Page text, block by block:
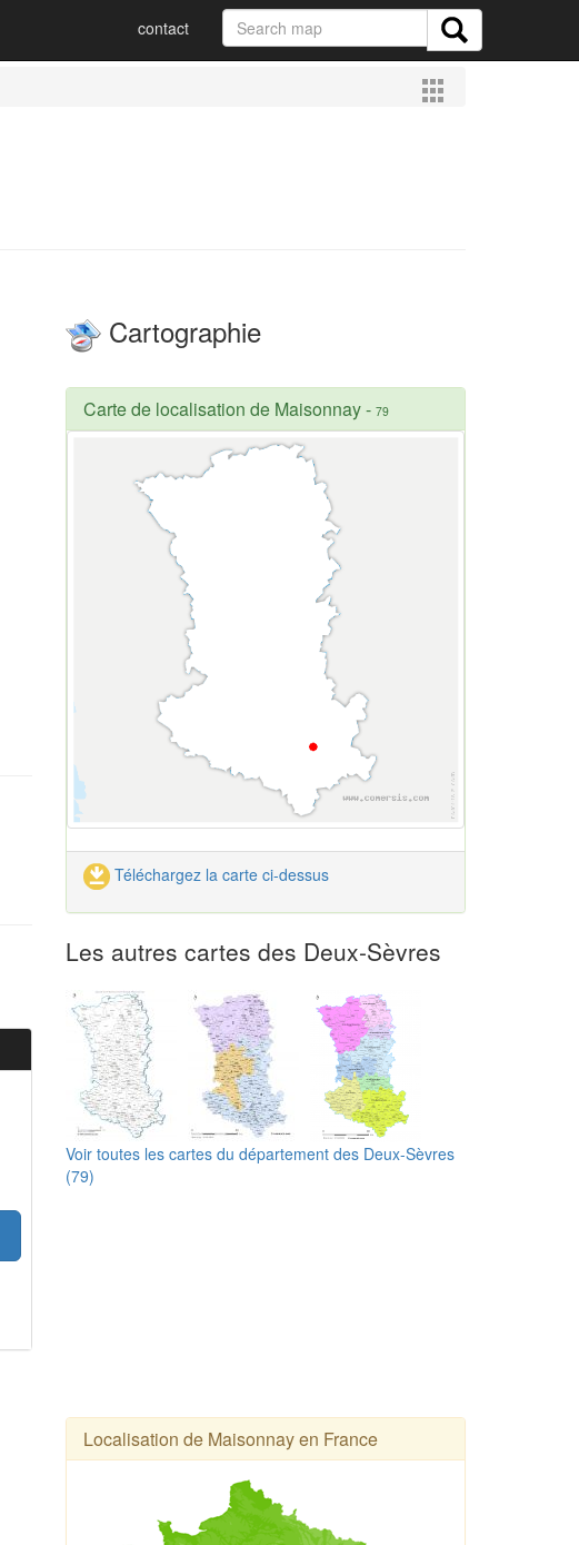
contact
Cartographie
Carte de localisation de Maisonnay- 79
Téléchargez la carte ci-dessus
Les autres cartes des Deux-Sèvres
Voir toutes les cartes du département des Deux-Sèvres
(79)
Localisation de Maisonnay en France